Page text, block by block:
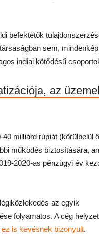
befektetők
sem,
indiai kötődésű
az
milliárd rúpiát (körülbelül
működés biztosítására,
2020-as pénzügyi év
az egyik
folyamatos. A cég
ez is kevésnek bizonyult.